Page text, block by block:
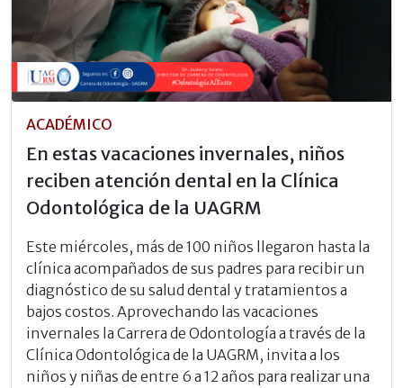
ACADÉMICO
En estas vacaciones invernales, niños
reciben atención dental en la Clínica
Odontológica de la UAGRM
Este miércoles, más de 100 niños llegaron hasta la
clínica acompañados de sus padres para recibir un
diagnóstico de su salud dental y tratamientos a
bajos costos. Aprovechando las vacaciones
invernales la Carrera de Odontología a través de la
Clínica Odontológica de la UAGRM, invita a los
niños y niñas de entre 6 a 12 años para realizar una